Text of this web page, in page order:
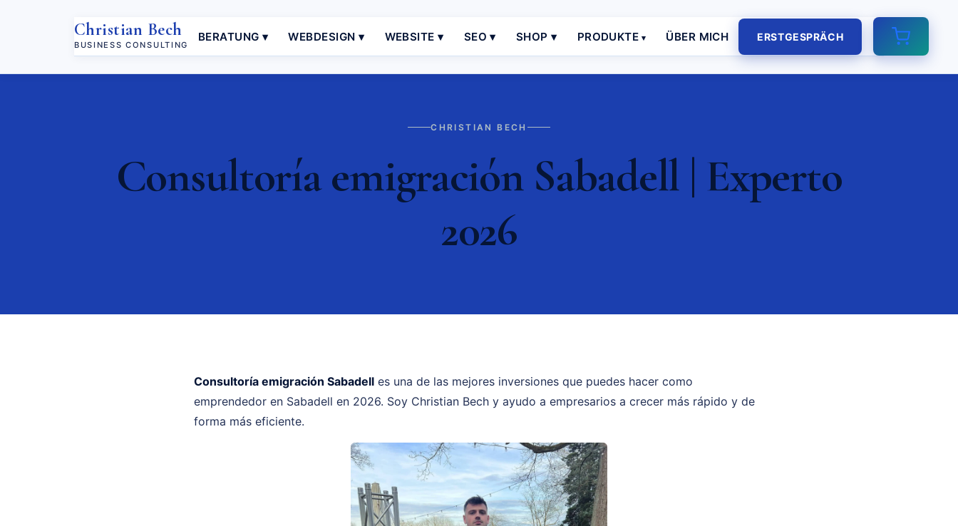
Christian Bech
BUSINESS CONSULTING
BERATUNG ▾ WEBDESIGN ▾ WEBSITE ▾ SEO ▾ SHOP ▾ PRODUKTE ÜBER MICH ERSTGESPRÄCH
CHRISTIAN BECH
Consultoría emigración Sabadell | Experto
2026
Consultoría emigración Sabadell es una de las mejores inversiones que puedes hacer como
emprendedor en Sabadell en 2026. Soy Christian Bech y ayudo a empresarios a crecer más rápido y de
forma más eficiente.